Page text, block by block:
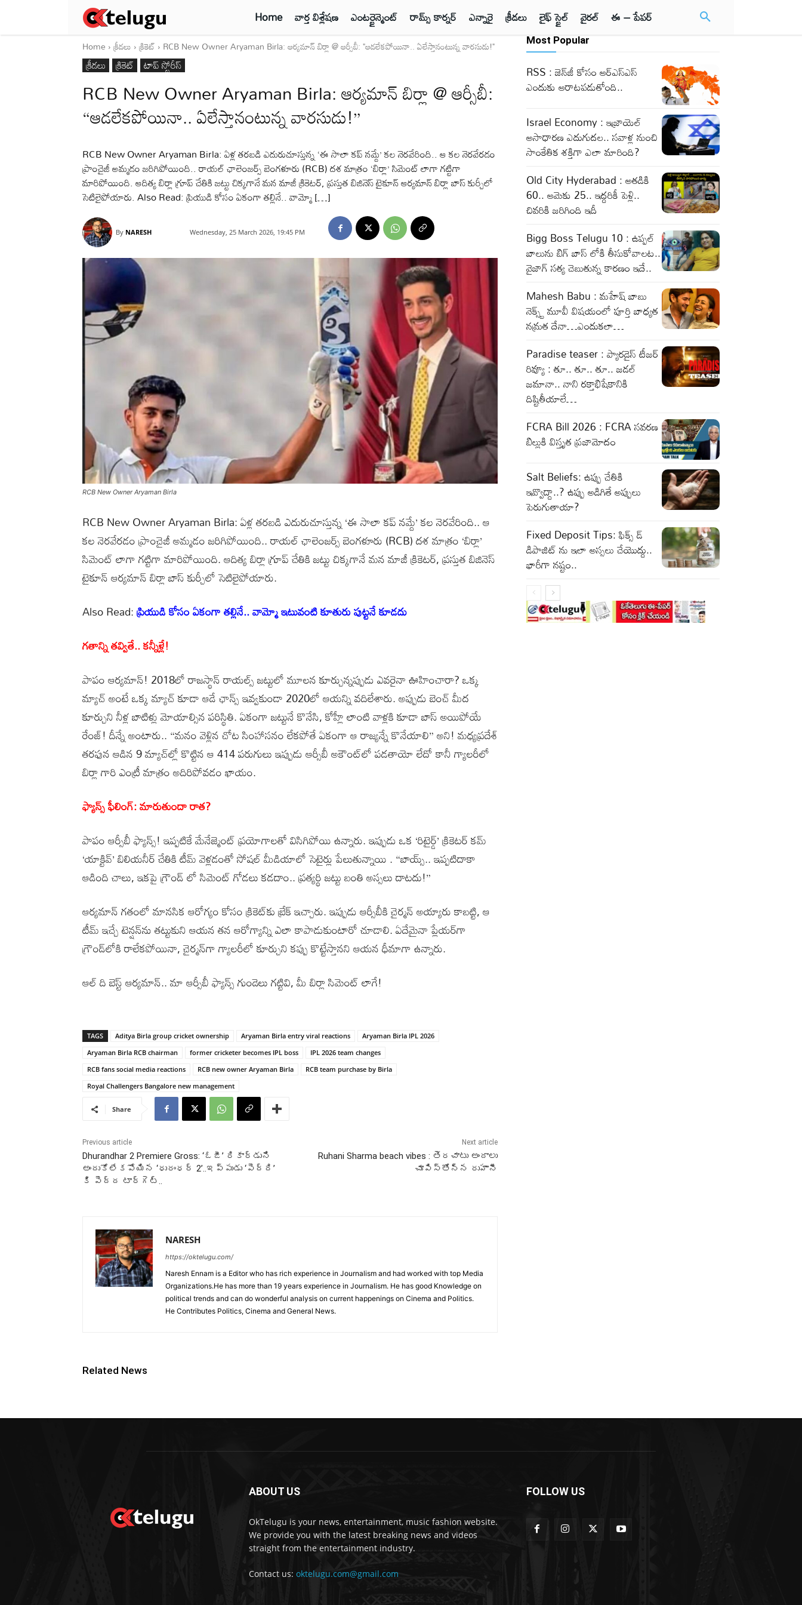
Home వార్త విశ్లేషణ ఎంటర్టైన్మెంట్ రామ్స్ కార్నర్ ఎన్నారై క్రీడలు లైఫ్ స్టైల్ వైరల్ ఈ – పేపర్
Home క్రీడలు క్రికెట్‌ RCB New Owner Aryaman Birla: ఆర్యమాన్ బిర్లా @ ఆర్సీబీ: "ఆడలేకపోయినా.. ఏలేస్తానంటున్న వారసుడు!"
క్రీడలు క్రికెట్‌ టాప్ స్టోరీస్
RCB New Owner Aryaman Birla: ఆర్యమాన్ బిర్లా @ ఆర్సీబీ:
“ఆడలేకపోయినా.. ఏలేస్తానంటున్న వారసుడు!”
RCB New Owner Aryaman Birla: ఏళ్ల తరబడి ఎదురుచూస్తున్న ‘ఈ సాలా కప్ నమ్దే’ కల నెరవేరింది.. ఆ కల నెరవేరడం
ప్రాంచైజీ అమ్మడం జరిగిపోయింది.. రాయల్ ఛాలెంజర్స్ బెంగళూరు (RCB) దశ మాత్రం ‘బిర్లా’ సిమెంట్ లాగా గట్టిగా
మారిపోయింది. ఆదిత్య బిర్లా గ్రూప్ చేతికి జట్టు చిక్కగానే మన మాజీ క్రికెటర్, ప్రస్తుత బిజినెస్ టైకూన్ ఆర్యమాన్ బిర్లా బాస్ కుర్చీలో
సెటిలైపోయారు. Also Read: ప్రియుడి కోసం ఏకంగా తల్లినే.. వామ్మో […]
By NARESH Wednesday, 25 March 2026, 19:45 PM
RCB New Owner Aryaman Birla
RCB New Owner Aryaman Birla: ఏళ్ల తరబడి ఎదురుచూస్తున్న ‘ఈ సాలా కప్ నమ్దే’ కల నెరవేరింది.. ఆ
కల నెరవేరడం ప్రాంచైజీ అమ్మడం జరిగిపోయింది.. రాయల్ ఛాలెంజర్స్ బెంగళూరు (RCB) దశ మాత్రం ‘బిర్లా’
సిమెంట్ లాగా గట్టిగా మారిపోయింది. ఆదిత్య బిర్లా గ్రూప్ చేతికి జట్టు చిక్కగానే మన మాజీ క్రికెటర్, ప్రస్తుత బిజినెస్
టైకూన్ ఆర్యమాన్ బిర్లా బాస్ కుర్చీలో సెటిలైపోయారు.
Also Read:ప్రియుడి కోసం ఏకంగా తల్లినే.. వామ్మో ఇటువంటి కూతురు పుట్టనే కూడదు
గతాన్ని తవ్వితే.. కన్నీళ్లే!
పాపం ఆర్యమాన్! 2018లో రాజస్థాన్ రాయల్స్ జట్టులో మూలన కూర్చున్నప్పుడు ఎవరైనా ఊహించారా? ఒక్క
మ్యాచ్ అంటే ఒక్క మ్యాచ్ కూడా ఆడే ఛాన్స్ ఇవ్వకుండా 2020లో ఆయన్ని వదిలేశారు. అప్పుడు బెంచ్ మీద
కూర్చుని నీళ్ల బాటిళ్లు మోయాల్సిన పరిస్థితి. ఏకంగా జట్టునే కొనేసి, కోహ్లీ లాంటి వాళ్లకి కూడా బాస్ అయిపోయే
రేంజ్! దీన్నే అంటారు.. “మనం వెళ్లిన చోట సింహాసనం లేకపోతే ఏకంగా ఆ రాజ్యన్నే కొనేయాలి” అని! మధ్యప్రదేశ్
తరఫున ఆడిన 9 మ్యాచ్‌ల్లో కొట్టిన ఆ 414 పరుగులు ఇప్పుడు ఆర్సీబీ అకౌంట్‌లో పడతాయో లేదో కానీ గ్యాలరీలో
బిర్లా గారి ఎంట్రీ మాత్రం అదిరిపోవడం ఖాయం.
ఫ్యాన్స్ ఫీలింగ్: మారుతుందా రాత?
పాపం ఆర్సీబీ ఫ్యాన్స్! ఇప్పటికే మేనేజ్మెంట్ ప్రయోగాలతో విసిగిపోయి ఉన్నారు. ఇప్పుడు ఒక ‘రిటైర్డ్’ క్రికెటర్ కమ్
‘యాక్టివ్’ బిలియనీర్ చేతికి టీమ్ వెళ్లడంతో సోషల్ మీడియాలో సెటైర్లు పేలుతున్నాయి . “బాయ్స్.. ఇప్పటిదాకా
ఆడింది చాలు, ఇకపై గ్రౌండ్ లో సిమెంట్ గోడలు కడదాం.. ప్రత్యర్థి జట్టు బంతి అస్సలు దాటదు!”
ఆర్యమాన్ గతంలో మానసిక ఆరోగ్యం కోసం క్రికెట్‌కు బ్రేక్ ఇచ్చారు. ఇప్పుడు ఆర్సీబీకి చైర్మన్ అయ్యారు కాబట్టి, ఆ
టీమ్ ఇచ్చే టెన్షన్‌ను తట్టుకుని ఆయన తన ఆరోగ్యాన్ని ఎలా కాపాడుకుంటారో చూడాలి. ఏదేమైనా ప్లేయర్‌గా
గ్రౌండ్‌లోకి రాలేకపోయినా, చైర్మన్‌గా గ్యాలరీలో కూర్చుని కప్పు కొట్టేస్తానని ఆయన ధీమాగా ఉన్నారు.
ఆల్ ది బెస్ట్ ఆర్యమాన్.. మా ఆర్సీబీ ఫ్యాన్స్ గుండెలు గట్టివి, మీ బిర్లా సిమెంట్ లాగే!
TAGS Aditya Birla group cricket ownership Aryaman Birla entry viral reactions
Aryaman Birla IPL 2026
Aryaman Birla RCB chairman
former cricketer becomes IPL boss
IPL 2026 team changes
RCB fans social media reactions
RCB new owner Aryaman Birla
RCB team purchase by Birla
Royal Challengers Bangalore new management
Share
Previous article
Dhurandhar 2 Premiere Gross: ‘ఓజీ’ రికార్డుని
అందుకోలేకపోయిన ‘ధురంధర్ 2’..ఇప్పుడు ‘పెద్ది’
కి పెద్ద టార్గెట్..
Next article
Ruhani Sharma beach vibes : తెరచాటు అందాలు
చూపిస్తోన్న రుహానీ
NARESH
https://oktelugu.com/
Naresh Ennam is a Editor who has rich experience in Journalism and had worked with top Media
Organizations.He has more than 19 years experience in Journalism. He has good Knowledge on
political trends and can do wonderful analysis on current happenings on Cinema and Politics.
He Contributes Politics, Cinema and General News.
Related News
Most Popular
RSS : జెన్‌జీ కోసం ఆర్‌ఎస్‌ఎస్‌
ఎందుకు ఆరాటపడుతోంది..
Israel Economy : ఇజ్రాయెల్‌
అసాధారణ ఎదుగుదల.. సవాళ్ల నుంచి
సాంకేతిక శక్తిగా ఎలా మారింది?
Old City Hyderabad : అతడికి
60.. ఆమెకు 25.. ఇద్దరికీ పెళ్లి..
చివరికి జరిగింది ఇదీ
Bigg Boss Telugu 10 : ఉప్పల్
బాలును బిగ్ బాస్ లోకి తీసుకోవాలట..
వైజాగ్ సత్య చెబుతున్న కారణం ఇదే..
Mahesh Babu : మహేష్ బాబు
నెక్స్ట్ మూవీ విషయంలో పూర్తి బాధ్యత
నమ్రత దేనా…ఎందుకలా…
Paradise teaser : ప్యారడైస్ టీజర్
రివ్యూ : తూ.. తూ.. తూ.. జడల్
జమానా.. నాని రక్తాభిషేకానికి
దిష్టితీయాలే…
FCRA Bill 2026 : FCRA సవరణ
బిల్లుకి విస్తృత ప్రజామోదం
Salt Beliefs: ఉప్పు చేతికి
ఇవ్వొద్దా..? ఉప్పు అడిగితే అప్పులు
పెరుగుతాయా?
Fixed Deposit Tips: ఫిక్స్ డ్
డిపాజిట్ ను ఇలా అస్సలు చేయొద్దు..
భారీగా నష్టం..
ABOUT US
OkTelugu is your news, entertainment, music fashion website.
We provide you with the latest breaking news and videos
straight from the entertainment industry.
Contact us: oktelugu.com@gmail.com
FOLLOW US